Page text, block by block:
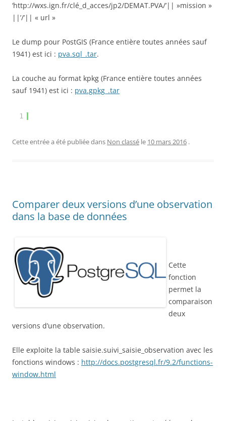
‘http://wxs.ign.fr/clé_d_acces/jp2/DEMAT.PVA/’|| »mission »
||’/’|| « url »
Le dump pour PostGIS (France entière toutes années sauf
1941) est ici : pva.sql_.tar.
La couche au format kpkg (France entière toutes années
sauf 1941) est ici : pva.gpkg_.tar
1
Cette entrée a été publiée dans Non classé le 10 mars 2016 .
Comparer deux versions d’une observation
dans la base de données
Cette
fonction
permet la
comparaison
deux
versions d’une observation.
Elle exploite la table saisie.suivi_saisie_observation avec les
fonctions windows : http://docs.postgresql.fr/9.2/functions-
window.html